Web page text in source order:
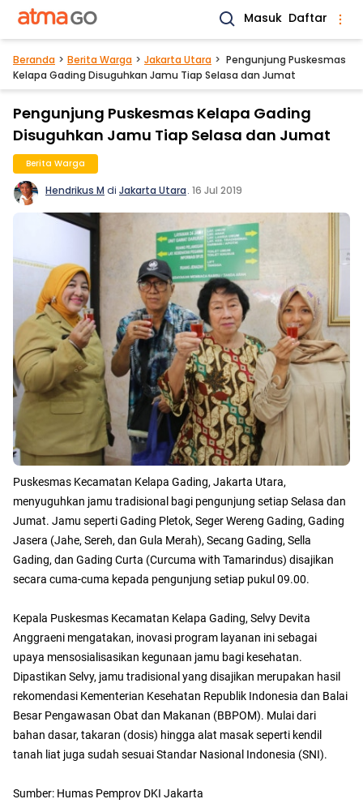
Masuk Daftar
Beranda Berita Warga Jakarta Utara
Pengunjung Puskesmas
Kelapa Gading Disuguhkan Jamu Tiap Selasa dan Jumat
Pengunjung Puskesmas Kelapa Gading
Disuguhkan Jamu Tiap Selasa dan Jumat
Berita Warga
Hendrikus M di Jakarta Utara. 16 Jul 2019
Puskesmas Kecamatan Kelapa Gading, Jakarta Utara,
menyuguhkan jamu tradisional bagi pengunjung setiap Selasa dan
Jumat. Jamu seperti Gading Pletok, Seger Wereng Gading, Gading
Jasera (Jahe, Sereh, dan Gula Merah), Secang Gading, Sella
Gading, dan Gading Curta (Curcuma with Tamarindus) disajikan
secara cuma-cuma kepada pengunjung setiap pukul 09.00.
Kepala Puskesmas Kecamatan Kelapa Gading, Selvy Devita
Anggraeni mengatakan, inovasi program layanan ini sebagai
upaya mensosialisasikan kegunaan jamu bagi kesehatan.
Dipastikan Selvy, jamu tradisional yang disajikan merupakan hasil
rekomendasi Kementerian Kesehatan Republik Indonesia dan Balai
Besar Pengawasan Obat dan Makanan (BBPOM). Mulai dari
bahan dasar, takaran (dosis) hingga alat masak seperti kendil
tanah liat juga sudah sesuai Standar Nasional Indonesia (SNI).
Sumber: Humas Pemprov DKI Jakarta